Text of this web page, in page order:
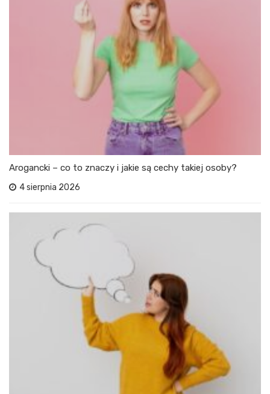
Arogancki – co to znaczy i jakie są cechy takiej osoby?
4 sierpnia 2026